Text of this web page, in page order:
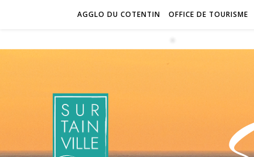
AGGLO DU COTENTIN OFFICE DE TOURISME